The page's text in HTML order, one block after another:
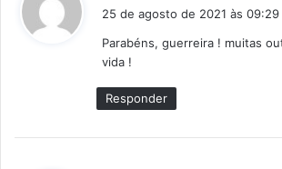
s
:
25 de agosto de 2021 às 09:29
Parabéns, guerreira ! muitas
vida !
Responder